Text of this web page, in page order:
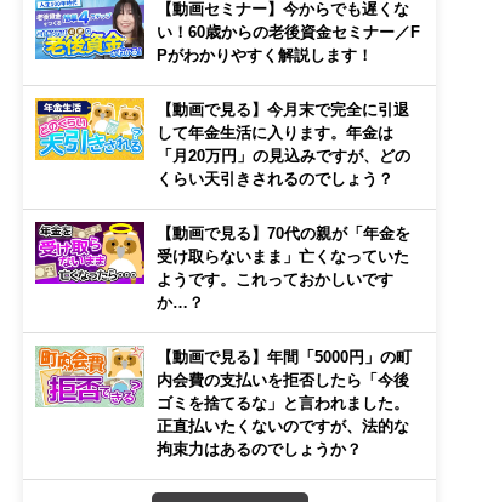
【動画セミナー】今からでも遅くな
い！60歳からの老後資金セミナー／F
Pがわかりやすく解説します！
【動画で見る】今月末で完全に引退
して年金生活に入ります。年金は
「月20万円」の見込みですが、どの
くらい天引きされるのでしょう？
【動画で見る】70代の親が「年金を
受け取らないまま」亡くなっていた
ようです。これっておかしいです
か…？
【動画で見る】年間「5000円」の町
内会費の支払いを拒否したら「今後
ゴミを捨てるな」と言われました。
正直払いたくないのですが、法的な
拘束力はあるのでしょうか？